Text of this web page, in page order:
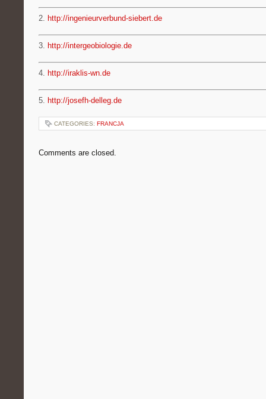
2. http://ingenieurverbund-siebert.de
3. http://intergeobiologie.de
4. http://iraklis-wn.de
5. http://josefh-delleg.de
CATEGORIES: FRANCJA
Comments are closed.